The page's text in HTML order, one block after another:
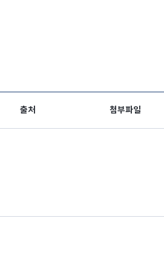
출처 첨부파일